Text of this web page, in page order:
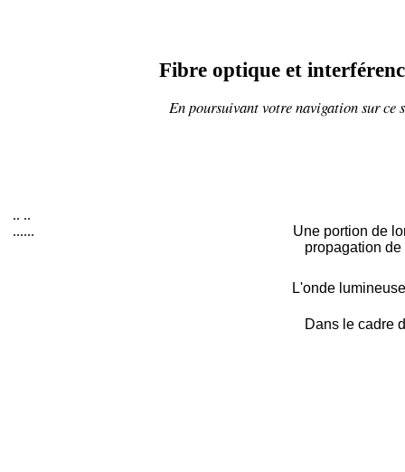
Fibre optique et
En poursuivant votre navigation sur
.. ..
......
Une portion de
propagation
L'onde
Dans le cadre